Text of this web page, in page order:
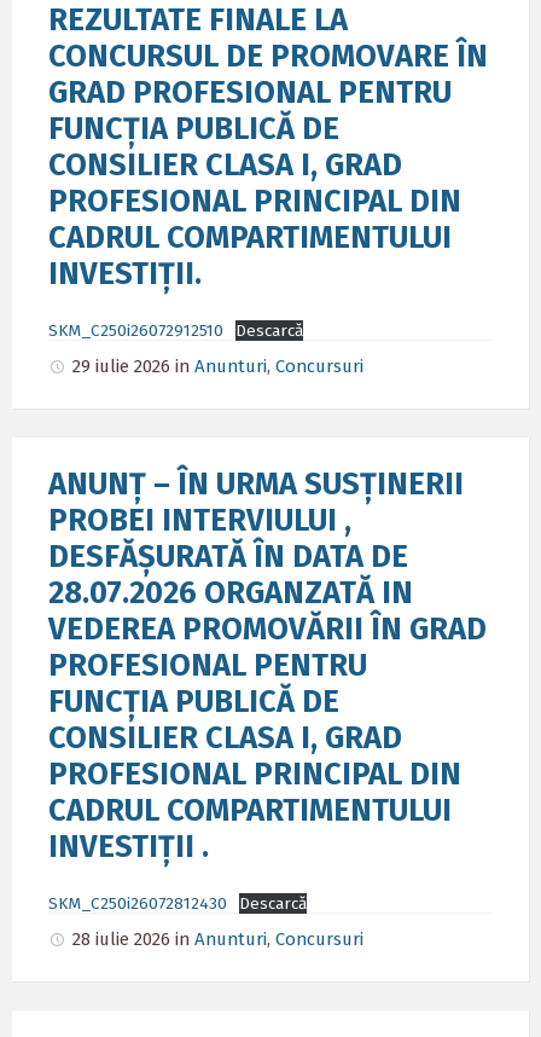
REZULTATE FINALE LA
CONCURSUL DE PROMOVARE ÎN
GRAD PROFESIONAL PENTRU
FUNCȚIA PUBLICĂ DE
CONSILIER CLASA I, GRAD
PROFESIONAL PRINCIPAL DIN
CADRUL COMPARTIMENTULUI
INVESTIȚII.
SKM_C250i26072912510 Descarcă
29 iulie 2026 in Anunturi, Concursuri
ANUNȚ – ÎN URMA SUSȚINERII
PROBEI INTERVIULUI ,
DESFĂȘURATĂ ÎN DATA DE
28.07.2026 ORGANZATĂ IN
VEDEREA PROMOVĂRII ÎN GRAD
PROFESIONAL PENTRU
FUNCȚIA PUBLICĂ DE
CONSILIER CLASA I, GRAD
PROFESIONAL PRINCIPAL DIN
CADRUL COMPARTIMENTULUI
INVESTIȚII .
SKM_C250i26072812430 Descarcă
28 iulie 2026 in Anunturi, Concursuri